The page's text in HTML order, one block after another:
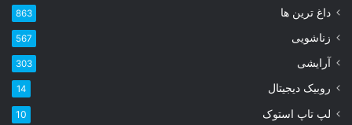
ا
ا
ر
ک
ن
داغ ترین ها 863
زناشویی 567
آرایشی 303
روبیک دیجیتال 14
لپ تاپ استوک 10